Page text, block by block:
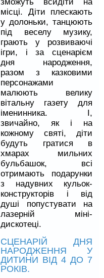
місці. Діти плескають
у долоньки, танцюють
під веселу музику,
грають у розвиваючі
ігри, і за сценарієм
дня народження,
разом з казковими
персонажами
малюють велику
вітальну газету для
іменинника. І,
звичайно, як і на
кожному святі, діти
будуть гратися в
хмарах мильних
бульбашок, всі
отримають подарунки
з надувних кульок-
конструкторів і від
душі попустувати на
лазерній міні-
дискотеці.
СЦЕНАРІЙ ДНЯ
НАРОДЖЕННЯ У
ДИТИНИ ВІД 4 ДО 7
РОКІВ.